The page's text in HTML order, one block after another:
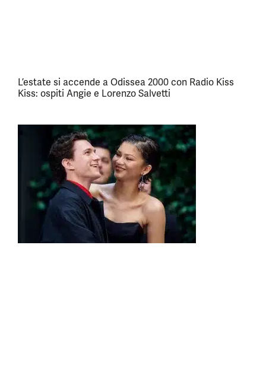
L’estate si accende a Odissea 2000 con Radio Kiss
Kiss: ospiti Angie e Lorenzo Salvetti